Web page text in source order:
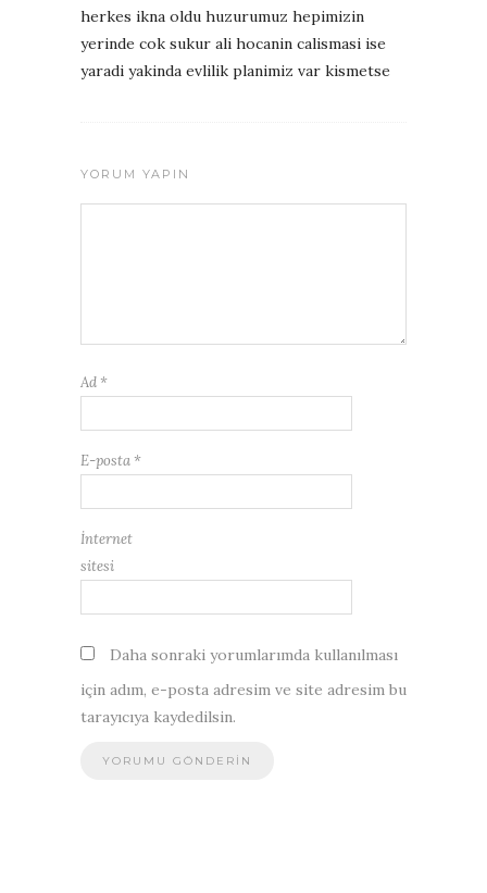
herkes ikna oldu huzurumuz hepimizin
yerinde cok sukur ali hocanin calismasi ise
yaradi yakinda evlilik planimiz var kismetse
YORUM YAPIN
Ad *
E-posta *
İnternet
sitesi
Daha sonraki yorumlarımda kullanılması
için adım, e-posta adresim ve site adresim bu
tarayıcıya kaydedilsin.